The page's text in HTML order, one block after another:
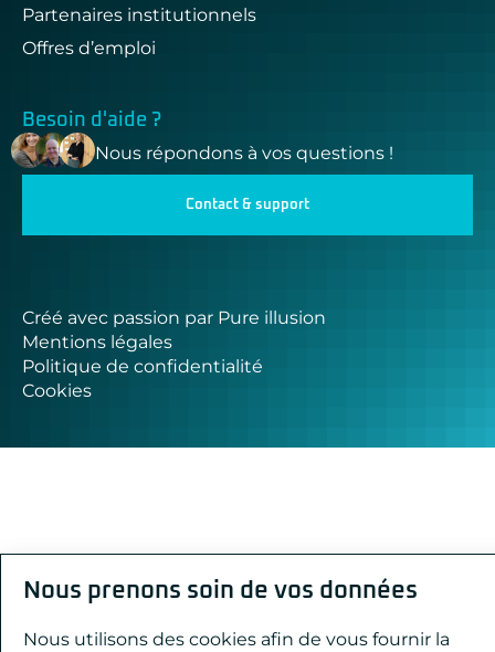
Partenaires institutionnels
Offres d’emploi
Besoin d'aide ?
Nous répondons à vos questions !
Contact & support
Créé avec passion par Pure illusion
Mentions légales
Politique de confidentialité
Cookies
Nous prenons soin de vos données
Nous utilisons des cookies afin de vous fournir la